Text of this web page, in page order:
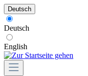
Deutsch
Deutsch
English